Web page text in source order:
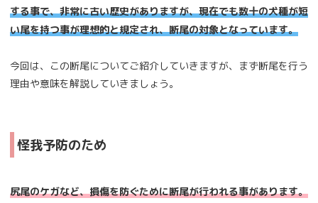
する事で、非常に古い歴史がありますが、現在でも数十の犬種が短
い尾を持つ事が理想的と規定され、断尾の対象となっています。
今回は、この断尾についてご紹介していきますが、まず断尾を行う
理由や意味を解説していきましょう。
怪我予防のため
尻尾のケガなど、損傷を防ぐために断尾が行われる事があります。